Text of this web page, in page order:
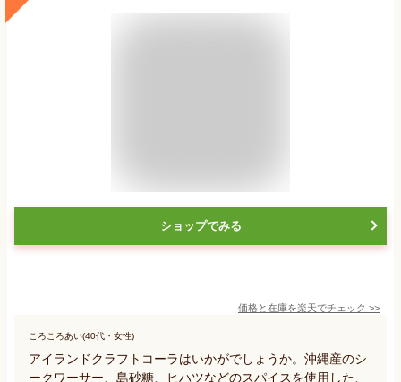
ショップでみる
価格と在庫を楽天でチェック >>
ころころあい(40代・女性)
アイランドクラフトコーラはいかがでしょうか。沖縄産のシ
ークワーサー、島砂糖、ヒハツなどのスパイスを使用した、